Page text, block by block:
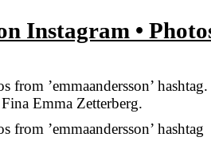
Instagram •
from ’emmaandersson’
Emma Zetterberg.
from ’emmaandersson’ hashtag